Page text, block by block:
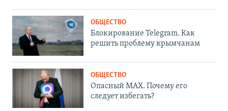
ОБЩЕСТВО
Блокирование Telegram. Как
решить проблему крымчанам
ОБЩЕСТВО
Опасный MAX. Почему его
следует избегать?